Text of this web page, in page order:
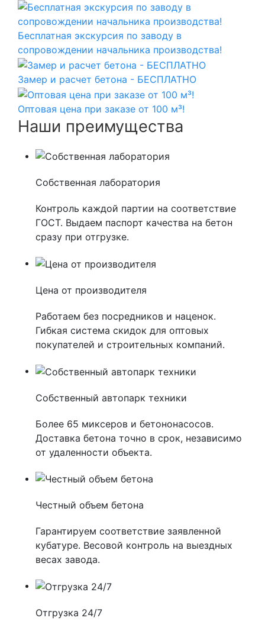
Бесплатная экскурсия по заводу в
сопровождении начальника производства!
Замер и расчет бетона - БЕСПЛАТНО
Оптовая цена при заказе от 100 м³!
Наши преимущества
Собственная лаборатория
Контроль каждой партии на соответствие
ГОСТ. Выдаем паспорт качества на бетон
сразу при отгрузке.
Цена от производителя
Работаем без посредников и наценок.
Гибкая система скидок для оптовых
покупателей и строительных компаний.
Собственный автопарк техники
Более 65 миксеров и бетононасосов.
Доставка бетона точно в срок, независимо
от удаленности объекта.
Честный объем бетона
Гарантируем соответствие заявленной
кубатуре. Весовой контроль на выездных
весах завода.
Отгрузка 24/7